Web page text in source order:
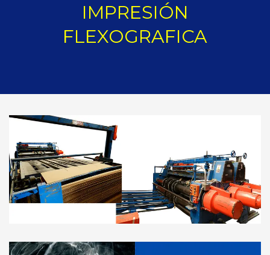
IMPRESIÓN
FLEXOGRAFICA